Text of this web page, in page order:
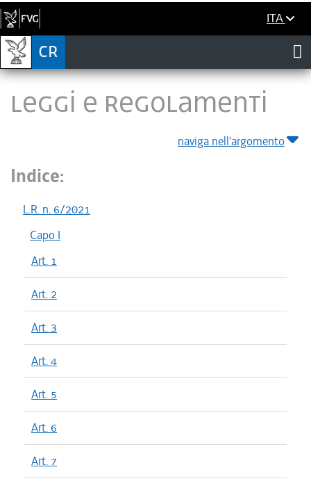
ITA
LEGGI E REGOLAMENTI
naviga nell'argomento
Indice:
L.R. n. 6/2021
Capo I
Art. 1
Art. 2
Art. 3
Art. 4
Art. 5
Art. 6
Art. 7